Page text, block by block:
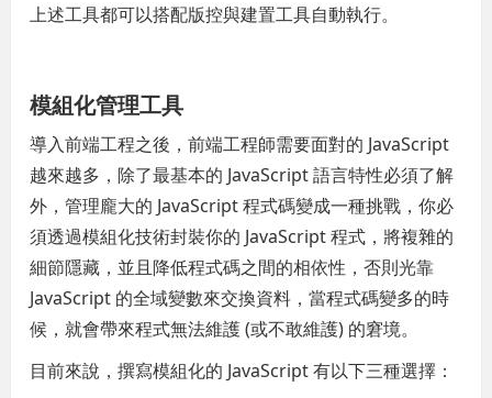
上述工具都可以搭配版控與建置工具自動執行。
模組化管理工具
導入前端工程之後，前端工程師需要面對的 JavaScript
越來越多，除了最基本的 JavaScript 語言特性必須了解
外，管理龐大的 JavaScript 程式碼變成一種挑戰，你必
須透過模組化技術封裝你的 JavaScript 程式，將複雜的
細節隱藏，並且降低程式碼之間的相依性，否則光靠
JavaScript 的全域變數來交換資料，當程式碼變多的時
候，就會帶來程式無法維護 (或不敢維護) 的窘境。
目前來說，撰寫模組化的 JavaScript 有以下三種選擇：